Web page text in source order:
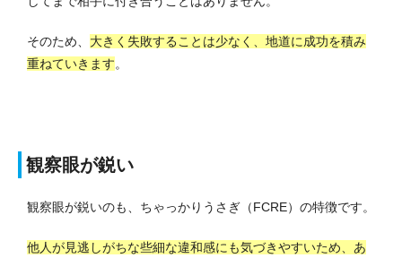
そのため、 大きく失敗することは少なく、地道に成功を積み
重ねていきます。
観察眼が鋭い
観察眼が鋭いのも、ちゃっかりうさぎ（FCRE）の特徴です。
他人が見逃しがちな些細な違和感にも気づきやすいため、あ